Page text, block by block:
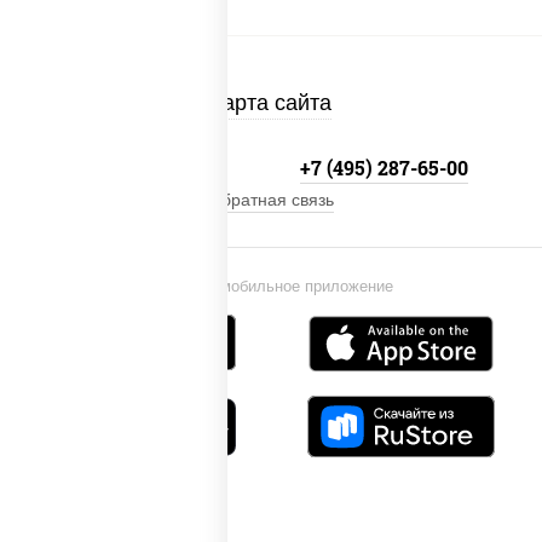
Карта сайта
Установи мобильное приложение
+7 (495) 287-65-00
Обратная связь